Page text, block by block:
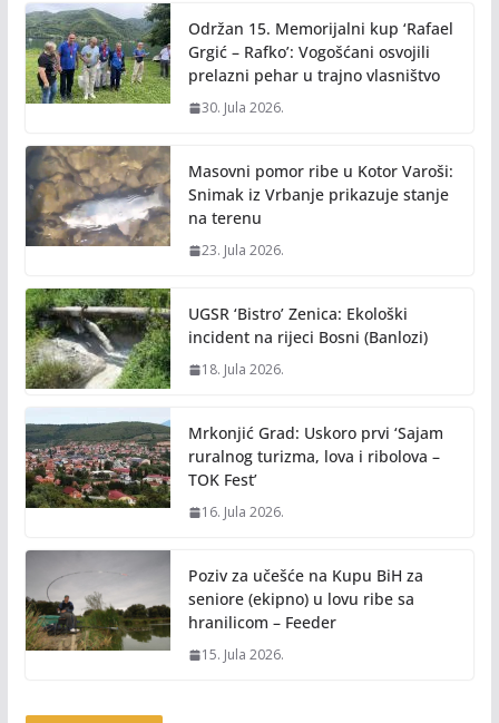
Održan 15. Memorijalni kup ‘Rafael
Grgić – Rafko’: Vogošćani osvojili
prelazni pehar u trajno vlasništvo
30. Jula 2026.
Masovni pomor ribe u Kotor Varoši:
Snimak iz Vrbanje prikazuje stanje
na terenu
23. Jula 2026.
UGSR ‘Bistro’ Zenica: Ekološki
incident na rijeci Bosni (Banlozi)
18. Jula 2026.
Mrkonjić Grad: Uskoro prvi ‘Sajam
ruralnog turizma, lova i ribolova –
TOK Fest’
16. Jula 2026.
Poziv za učešće na Kupu BiH za
seniore (ekipno) u lovu ribe sa
hranilicom – Feeder
15. Jula 2026.